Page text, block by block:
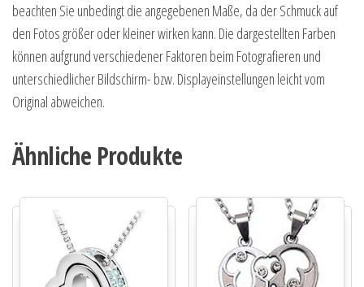
beachten Sie unbedingt die angegebenen Maße, da der Schmuck auf
den Fotos größer oder kleiner wirken kann. Die dargestellten Farben
können aufgrund verschiedener Faktoren beim Fotografieren und
unterschiedlicher Bildschirm- bzw. Displayeinstellungen leicht vom
Original abweichen.
Ähnliche Produkte